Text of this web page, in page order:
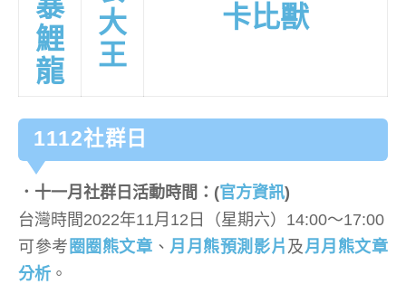
鯉
龍
大
王
卡比獸
1112社群日
．十一月社群日活動時間：(官方資訊)
台灣時間2022年11月12日（星期六）14:00～17:00
可參考 圈圈熊文章 、 月月熊預測影片 及月月熊文章
分析 。